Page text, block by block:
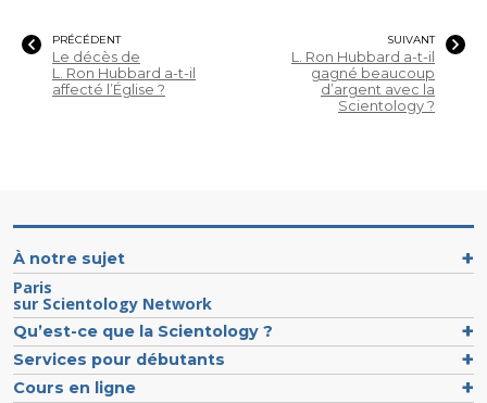
PRÉCÉDENT
Le décès de
L. Ron Hubbard a-t-il
affecté l’Église ?
SUIVANT
L. Ron Hubbard a-t-il
gagné beaucoup
d’argent avec la
Scientology ?
À notre sujet
Paris
sur Scientology Network
Qu’est-ce que la Scientology ?
Services pour débutants
Cours en ligne